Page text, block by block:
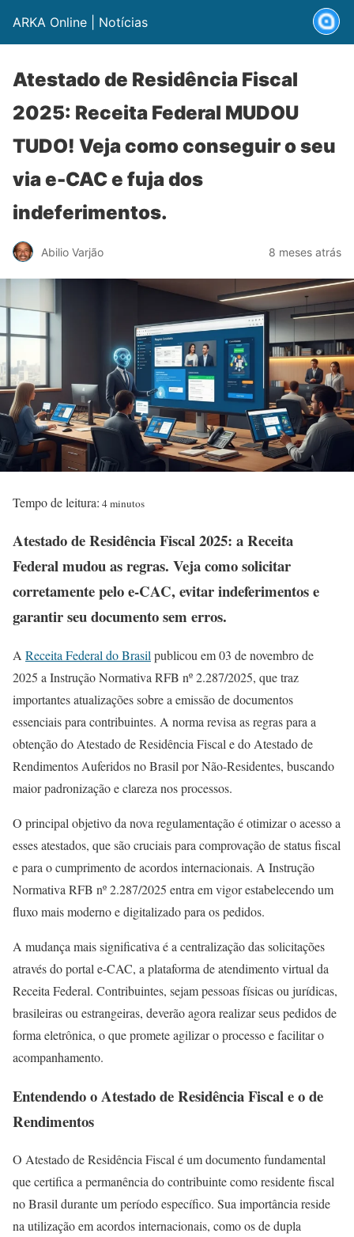
ARKA Online | Notícias
Atestado de Residência Fiscal
2025: Receita Federal MUDOU
TUDO! Veja como conseguir o seu
via e-CAC e fuja dos
indeferimentos.
Abilio Varjão 8 meses atrás
Tempo de leitura: 4 minutos
Atestado de Residência Fiscal 2025: a Receita
Federal mudou as regras. Veja como solicitar
corretamente pelo e-CAC, evitar indeferimentos e
garantir seu documento sem erros.
A Receita Federal do Brasil publicou em 03 de novembro de
2025 a Instrução Normativa RFB nº 2.287/2025, que traz
importantes atualizações sobre a emissão de documentos
essenciais para contribuintes. A norma revisa as regras para a
obtenção do Atestado de Residência Fiscal e do Atestado de
Rendimentos Auferidos no Brasil por Não-Residentes, buscando
maior padronização e clareza nos processos.
O principal objetivo da nova regulamentação é otimizar o acesso a
esses atestados, que são cruciais para comprovação de status fiscal
e para o cumprimento de acordos internacionais. A Instrução
Normativa RFB nº 2.287/2025 entra em vigor estabelecendo um
fluxo mais moderno e digitalizado para os pedidos.
A mudança mais significativa é a centralização das solicitações
através do portal e-CAC, a plataforma de atendimento virtual da
Receita Federal. Contribuintes, sejam pessoas físicas ou jurídicas,
brasileiras ou estrangeiras, deverão agora realizar seus pedidos de
forma eletrônica, o que promete agilizar o processo e facilitar o
acompanhamento.
Entendendo o Atestado de Residência Fiscal e o de
Rendimentos
O Atestado de Residência Fiscal é um documento fundamental
que certifica a permanência do contribuinte como residente fiscal
no Brasil durante um período específico. Sua importância reside
na utilização em acordos internacionais, como os de dupla